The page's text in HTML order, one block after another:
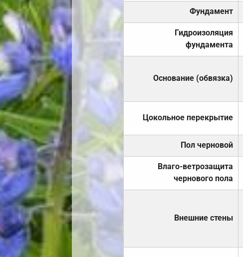
Фундамент
Гидроизоляция
фундамента
Основание (обвязка)
Цокольное перекрытие
Пол черновой
Влаго-ветрозащита
чернового пола
Внешние стены